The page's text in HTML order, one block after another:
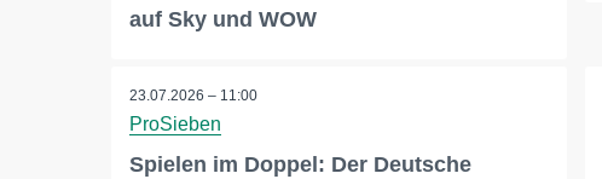
auf Sky und WOW
23.07.2026 – 11:00
ProSieben
Spielen im Doppel: Der Deutsche